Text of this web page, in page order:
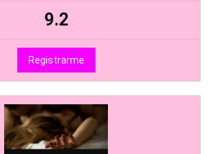
9.2
Registrarme